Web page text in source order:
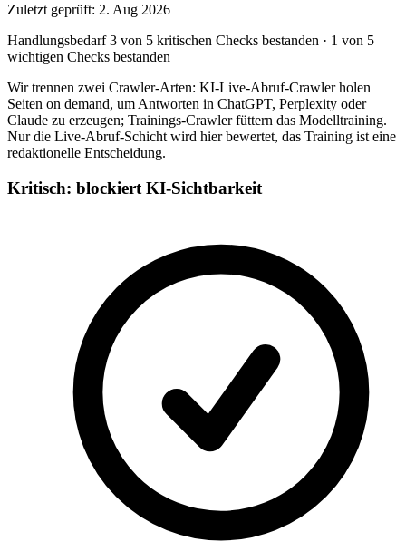
Zuletzt geprüft: 2. Aug 2026
Handlungsbedarf3 von 5 kritischen Checks bestanden · 1 von 5
wichtigen Checks bestanden
Wir trennen zwei Crawler-Arten: KI-Live-Abruf-Crawler holen
Seiten on demand, um Antworten in ChatGPT, Perplexity oder
Claude zu erzeugen; Trainings-Crawler füttern das Modelltraining.
Nur die Live-Abruf-Schicht wird hier bewertet, das Training ist eine
redaktionelle Entscheidung.
Kritisch: blockiert KI-Sichtbarkeit